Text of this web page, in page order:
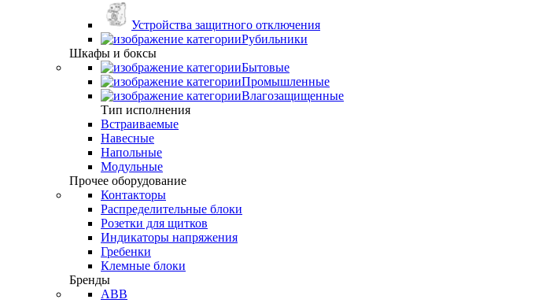
Устройства защитного отключения
Рубильники
Шкафы и боксы
Бытовые
Промышленные
Влагозащищенные
Тип исполнения
Встраиваемые
Навесные
Напольные
Модульные
Прочее оборудование
Контакторы
Распределительные блоки
Розетки для щитков
Индикаторы напряжения
Гребенки
Клемные блоки
Бренды
ABB